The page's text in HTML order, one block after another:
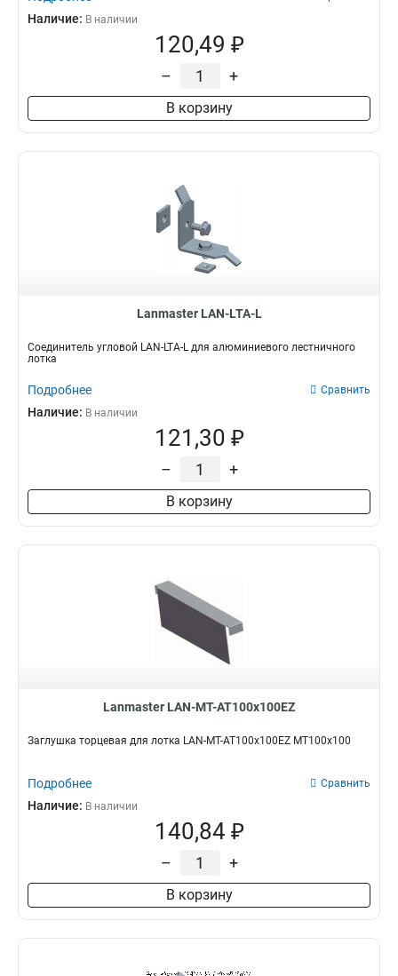
Наличие: В наличии
120,49 ₽
– +
В корзину
Lanmaster LAN-LTA-L
Соединитель угловой LAN-LTA-L для алюминиевого лестничного
лотка
Подробнее Сравнить
Наличие: В наличии
121,30 ₽
– +
В корзину
Lanmaster LAN-MT-AT100x100EZ
Заглушка торцевая для лотка LAN-MT-AT100x100EZ MT100x100
Подробнее Сравнить
Наличие: В наличии
140,84 ₽
– +
В корзину